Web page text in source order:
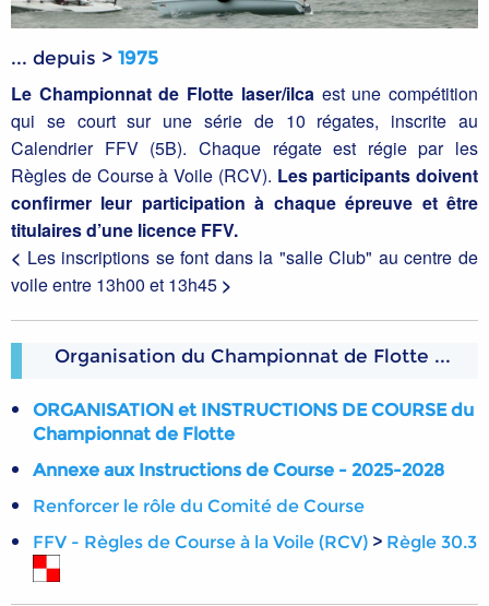
... depuis > 1975
Le Championnat de Flotte laser/ilcaest une compétition
qui se court sur une série de 10 régates, inscrite au
Calendrier FFV (5B). Chaque régate est régie par les
Règles de Course à Voile (RCV). Les participants doivent
confirmer leur participation à chaque épreuve et être
titulaires d’une licence FFV.
< Les inscriptions se font dans la "salle Club" au centre de
voile entre 13h00 et 13h45 >
Organisation du Championnat de Flotte ...
ORGANISATION et INSTRUCTIONS DE COURSE du
Championnat de Flotte
Annexe aux Instructions de Course - 2025-2028
Renforcer le rôle du Comité de Course
FFV - Règles de Course à la Voile (RCV) > Règle 30.3